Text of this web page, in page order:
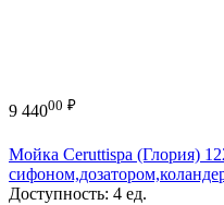
9 44000 ₽
Мойка Ceruttispa (Глория)
Доступность: 4 ед.